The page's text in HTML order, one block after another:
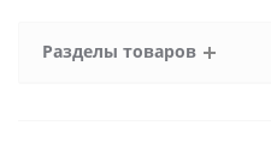
Разделы товаров